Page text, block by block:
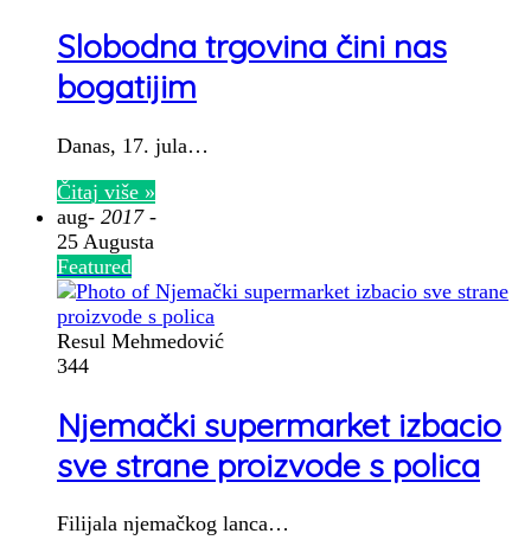
Slobodna trgovina čini nas
bogatijim
Danas, 17. jula…
Čitaj više »
aug- 2017 -
25 Augusta
Featured
Resul Mehmedović
344
Njemački supermarket izbacio
sve strane proizvode s polica
Filijala njemačkog lanca…